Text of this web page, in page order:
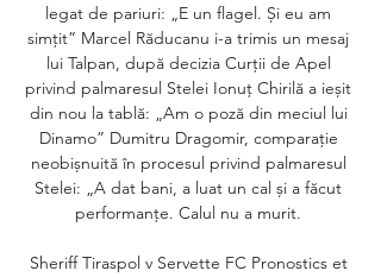
legat de pariuri: „E un flagel. Și eu am
simțit” Marcel Răducanu i-a trimis un mesaj
lui Talpan, după decizia Curții de Apel
privind palmaresul Stelei Ionuț Chirilă a ieșit
din nou la tablă: „Am o poză din meciul lui
Dinamo” Dumitru Dragomir, comparație
neobișnuită în procesul privind palmaresul
Stelei: „A dat bani, a luat un cal și a făcut
performanțe. Calul nu a murit.
Sheriff Tiraspol v Servette FC Pronostics et